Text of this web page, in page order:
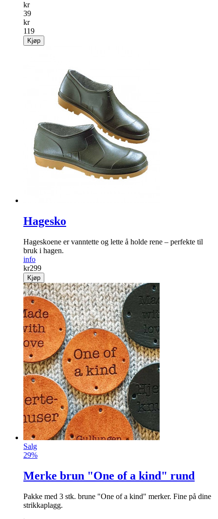
kr
39
kr
119
Kjøp
Hagesko
Hageskoene er vanntette og lette å holde rene – perfekte til
bruk i hagen.
info
kr299
Kjøp
Salg
29%
Merke brun "One of a kind" rund
Pakke med 3 stk. brune "One of a kind" merker. Fine på dine
strikkaplagg.